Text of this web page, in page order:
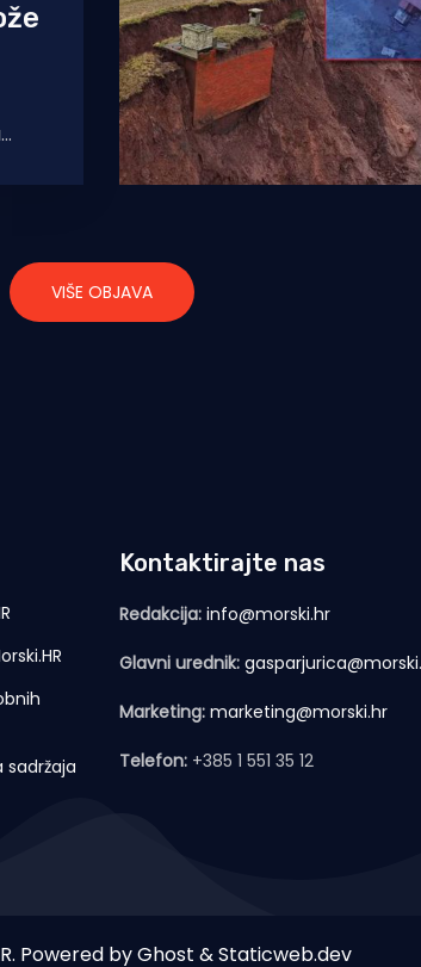
VIŠE OBJAVA
sadržaja
Kontaktirajte nas
Redakcija: info@morski.hr
Glavni urednik:
Marketing: marketing@morski.hr
Telefon: +385 1 551 35 12
Powered byGhost &Staticweb.dev